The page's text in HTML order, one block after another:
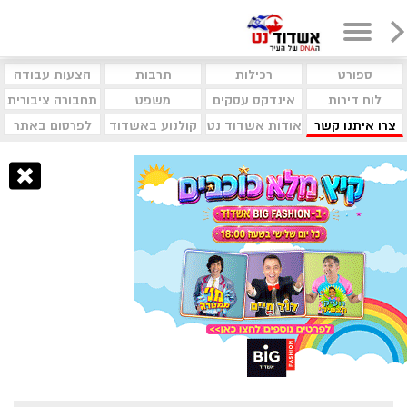
ספורט רכילות תרבות
הצעות עבודה
לוח דירות
אינדקס עסקים משפט
תחבורה ציבורית
צרו איתנו קשר
אודות אשדוד נט קולנוע באשדוד לפרסום באתר